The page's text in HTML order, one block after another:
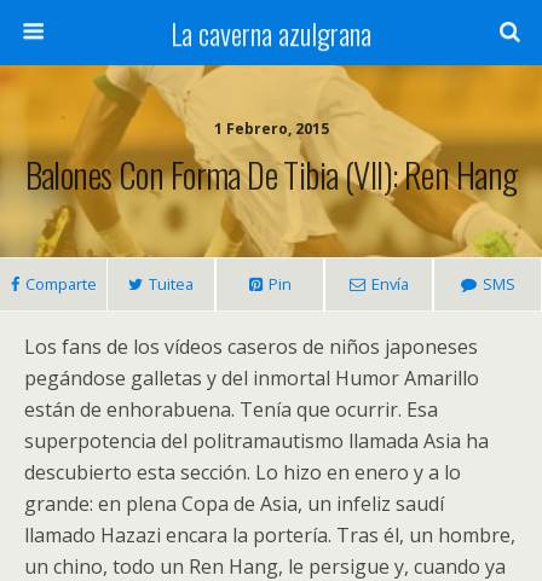
La caverna azulgrana
1 Febrero, 2015
Balones Con Forma De Tibia (VII): Ren Hang
Comparte Tuitea Pin Envía SMS
Los fans de los vídeos caseros de niños japoneses
pegándose galletas y del inmortal Humor Amarillo
están de enhorabuena. Tenía que ocurrir. Esa
superpotencia del politramautismo llamada Asia ha
descubierto esta sección. Lo hizo en enero y a lo
grande: en plena Copa de Asia, un infeliz saudí
llamado Hazazi encara la portería. Tras él, un hombre,
un chino, todo un Ren Hang, le persigue y, cuando ya